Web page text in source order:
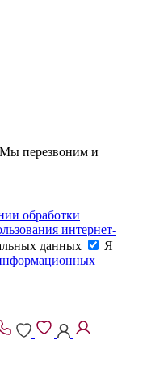
перезвоним и
обработки
интернет-
данных
Я